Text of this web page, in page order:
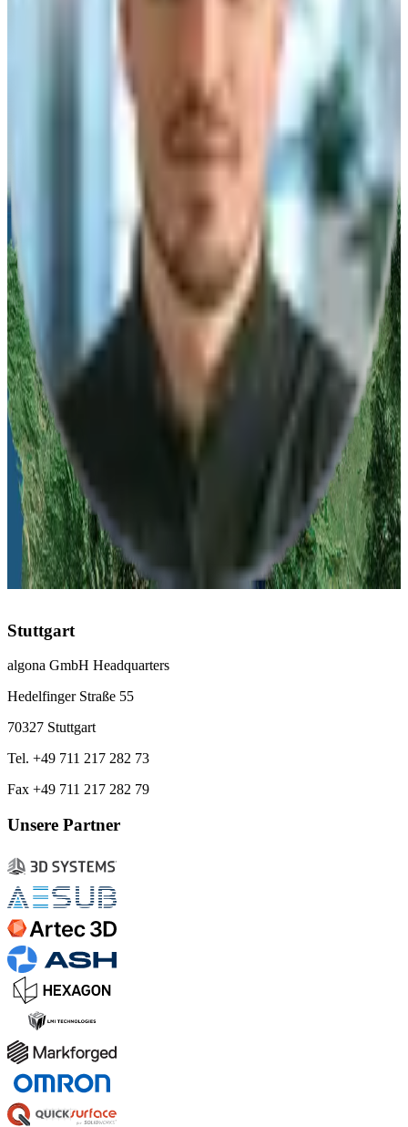
Ich willige ein, dass die algona GmbH die eingegebenen Daten
Anfrage abschicken
Vertrieb
Telefonisch erreichbar
Mo-Fr 08:00-17:00 Uhr
Deutschland
Stuttgart
Düsseldorf
+49 211 976 342 83
Leipzig: +49 341 978 561 63
Österreich
Linz: +43 732 277 277
Schweiz
Zürich: +41 43 508 69 96
Stuttgart
algona GmbH Headquarters
Hedelfinger Straße 55
70327 Stuttgart
Tel. +49 711 217 282 73
Fax +49 711 217 282 79
Unsere Partner